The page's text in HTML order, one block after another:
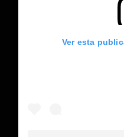
Ver esta